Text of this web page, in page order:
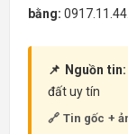
bằng:
📌 Nguồn tin:
đất uy tín
🔗 Tin gốc +